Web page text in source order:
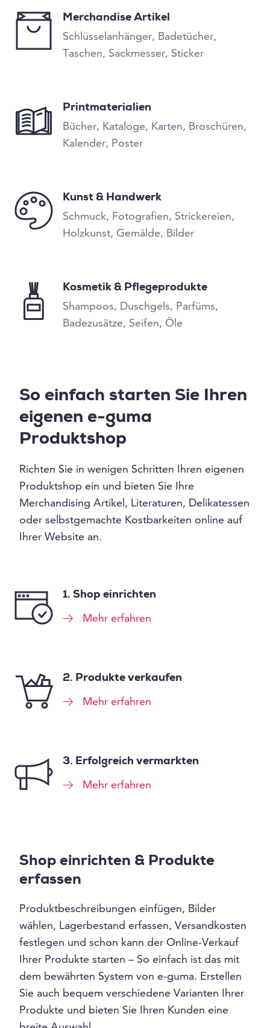
Merchandise Artikel
Schlüsselanhänger, Badetücher,
Taschen, Sackmesser, Sticker
Printmaterialien
Bücher, Kataloge, Karten, Broschüren,
Kalender, Poster
Kunst & Handwerk
Schmuck, Fotografien, Strickereien,
Holzkunst, Gemälde, Bilder
Kosmetik & Pflegeprodukte
Shampoos, Duschgels, Parfüms,
Badezusätze, Seifen, Öle
So einfach starten Sie Ihren
eigenen e-guma
Produktshop
Richten Sie in wenigen Schritten Ihren eigenen
Produktshop ein und bieten Sie Ihre
Merchandising Artikel, Literaturen, Delikatessen
oder selbstgemachte Kostbarkeiten online auf
Ihrer Website an.
1. Shop einrichten
Mehr erfahren
2. Produkte verkaufen
Mehr erfahren
3. Erfolgreich vermarkten
Mehr erfahren
Shop einrichten & Produkte
erfassen
Produktbeschreibungen einfügen, Bilder
wählen, Lagerbestand erfassen, Versandkosten
festlegen und schon kann der Online-Verkauf
Ihrer Produkte starten – So einfach ist das mit
dem bewährten System von e-guma. Erstellen
Sie auch bequem verschiedene Varianten Ihrer
Produkte und bieten Sie Ihren Kunden eine